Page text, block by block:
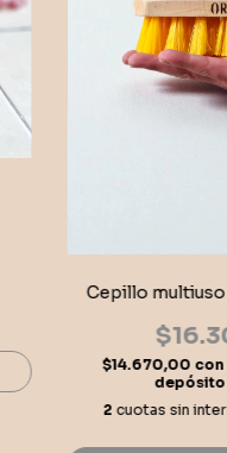
Cepillo
$14.670,00 con
2 cuotas sin